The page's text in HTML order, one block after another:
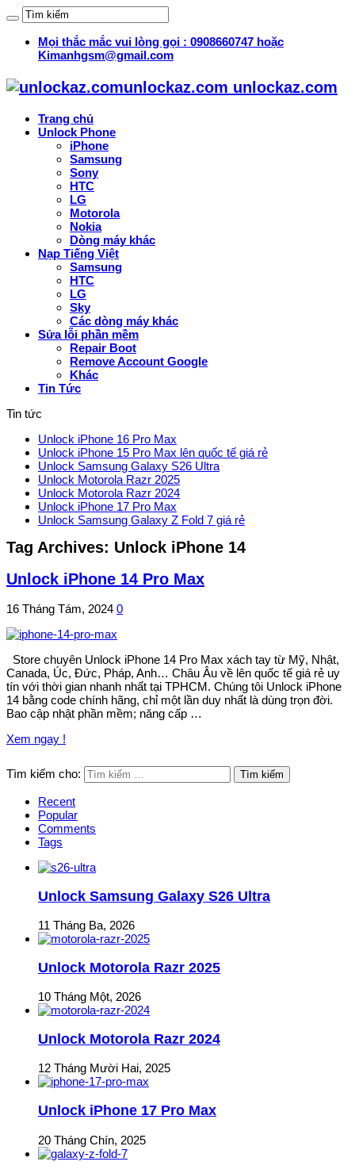
Mọi thắc mắc vui lòng gọi : 0908660747 hoặc
Kimanhgsm@gmail.com
unlockaz.com unlockaz.com
Trang chủ
Unlock Phone
iPhone
Samsung
Sony
HTC
LG
Motorola
Nokia
Dòng máy khác
Nạp Tiếng Việt
Samsung
HTC
LG
Sky
Các dòng máy khác
Sửa lỗi phần mềm
Repair Boot
Remove Account Google
Khác
Tin Tức
Tin tức
Unlock iPhone 16 Pro Max
Unlock iPhone 15 Pro Max lên quốc tế giá rẻ
Unlock Samsung Galaxy S26 Ultra
Unlock Motorola Razr 2025
Unlock Motorola Razr 2024
Unlock iPhone 17 Pro Max
Unlock Samsung Galaxy Z Fold 7 giá rẻ
Tag Archives: Unlock iPhone 14
Unlock iPhone 14 Pro Max
16 Tháng Tám, 2024 0
Store chuyên Unlock iPhone 14 Pro Max xách tay từ Mỹ, Nhật,
Canada, Úc, Đức, Pháp, Anh… Châu Âu về lên quốc tế giá rẻ uy
tín với thời gian nhanh nhất tại TPHCM. Chúng tôi Unlock iPhone
14 bằng code chính hãng, chỉ một lần duy nhất là dùng trọn đời.
Bao cập nhật phần mềm; năng cấp …
Xem ngay !
Tìm kiếm cho:
Recent
Popular
Comments
Tags
Unlock Samsung Galaxy S26 Ultra
11 Tháng Ba, 2026
Unlock Motorola Razr 2025
10 Tháng Một, 2026
Unlock Motorola Razr 2024
12 Tháng Mười Hai, 2025
Unlock iPhone 17 Pro Max
20 Tháng Chín, 2025